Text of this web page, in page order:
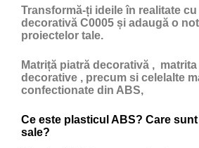
Transformă-ți ideile în realitate
decorativă C0005 și adaugă o
proiectelor tale.
Matriță piatră decorativă ,
decorative , precum si celelalte
confectionate din ABS,
Ce este plasticul ABS? Care
sale?